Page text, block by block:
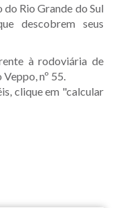
do Rio Grande do Sul
descobrem seus
à rodoviária de
nº 55.
clique em "calcular